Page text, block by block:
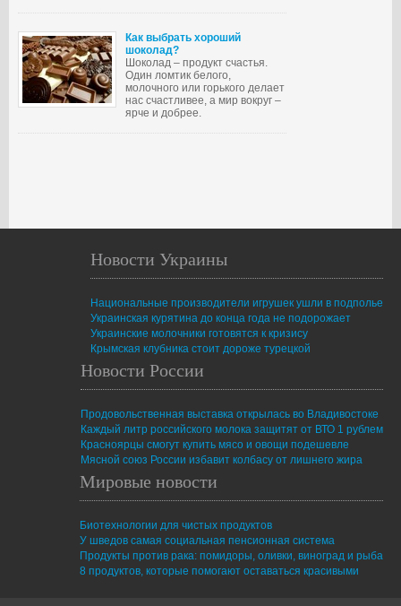
Как выбрать хороший
шоколад?
Шоколад – продукт счастья.
Один ломтик белого,
молочного или горького делает
нас счастливее, а мир вокруг –
ярче и добрее.
Новости Украины
Национальные производители игрушек ушли в подполье
Украинская курятина до конца года не подорожает
Украинские молочники готовятся к кризису
Крымская клубника стоит дороже турецкой
Новости России
Продовольственная выставка открылась во Владивостоке
Каждый литр российского молока защитят от ВТО 1 рублем
Красноярцы смогут купить мясо и овощи подешевле
Мясной союз России избавит колбасу от лишнего жира
Мировые новости
Биотехнологии для чистых продуктов
У шведов самая социальная пенсионная система
Продукты против рака: помидоры, оливки, виноград и рыба
8 продуктов, которые помогают оставаться красивыми